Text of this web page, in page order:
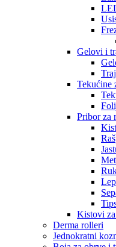
Gelovi i
Tekućine
Pribor za
Kistovi
Derma rolleri
Jednokratni